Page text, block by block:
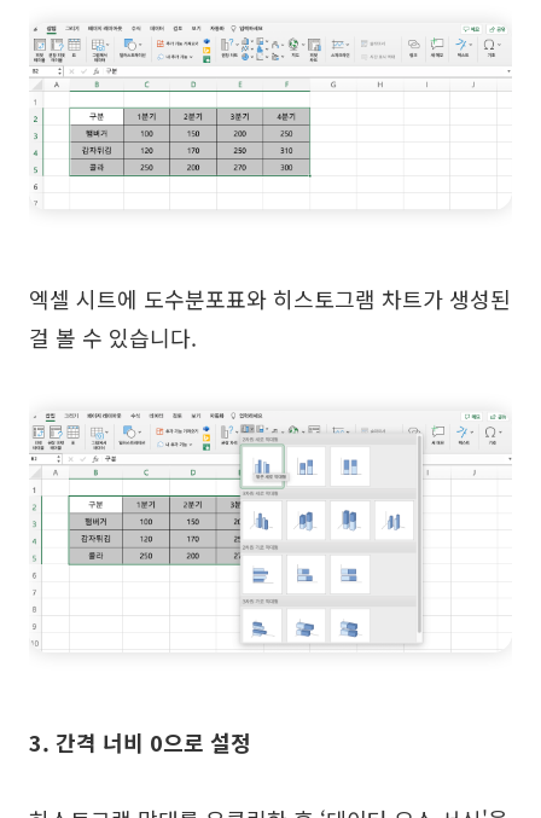
엑셀 시트에 도수분포표와 히스토그램 차트가 생성된
걸 볼 수 있습니다.
3. 간격 너비 0으로 설정